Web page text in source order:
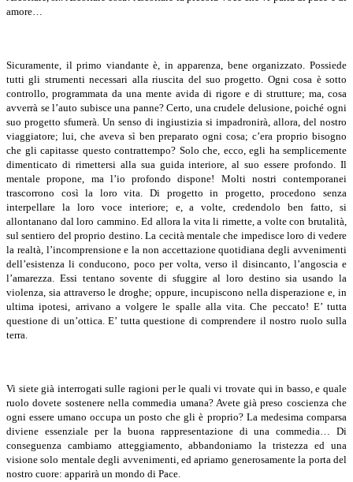
amore…
Sicuramente, il primo viandante è, in apparenza, bene organizzato. Possiede
tutti gli strumenti necessari alla riuscita del suo progetto. Ogni cosa è sotto
controllo, programmata da una mente avida di rigore e di strutture; ma, cosa
avverrà se l’auto subisce una panne? Certo, una crudele delusione, poiché ogni
suo progetto sfumerà. Un senso di ingiustizia si impadronirà, allora, del nostro
viaggiatore; lui, che aveva sì ben preparato ogni cosa; c’era proprio bisogno
che gli capitasse questo contrattempo? Solo che, ecco, egli ha semplicemente
dimenticato di rimettersi alla sua guida interiore, al suo essere profondo. Il
mentale propone, ma l’io profondo dispone! Molti nostri contemporanei
trascorrono così la loro vita. Di progetto in progetto, procedono senza
interpellare la loro voce interiore; e, a volte, credendolo ben fatto, si
allontanano dal loro cammino. Ed allora la vita li rimette, a volte con brutalità,
sul sentiero del proprio destino. La cecità mentale che impedisce loro di vedere
la realtà, l’incomprensione e la non accettazione quotidiana degli avvenimenti
dell’esistenza li conducono, poco per volta, verso il disincanto, l’angoscia e
l’amarezza. Essi tentano sovente di sfuggire al loro destino sia usando la
violenza, sia attraverso le droghe; oppure, incupiscono nella disperazione e, in
ultima ipotesi, arrivano a volgere le spalle alla vita. Che peccato! E’ tutta
questione di un’ottica. E’ tutta questione di comprendere il nostro ruolo sulla
terra.
Vi siete già interrogati sulle ragioni per le quali vi trovate qui in basso, e quale
ruolo dovete sostenere nella commedia umana? Avete già preso coscienza che
ogni essere umano occupa un posto che gli è proprio? La medesima comparsa
diviene essenziale per la buona rappresentazione di una commedia… Di
conseguenza cambiamo atteggiamento, abbandoniamo la tristezza ed una
visione solo mentale degli avvenimenti, ed apriamo generosamente la porta del
nostro cuore: apparirà un mondo di Pace.